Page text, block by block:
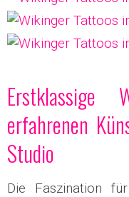
Erstklassige
erfahrenen
Studio
Die Faszination